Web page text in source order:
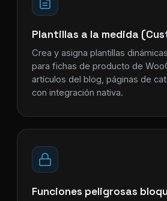
Plantillas a la medida
Crea y asigna plantillas
para fichas de producto de
artículos del blog, páginas de
con integración nativa.
Funciones peligrosas